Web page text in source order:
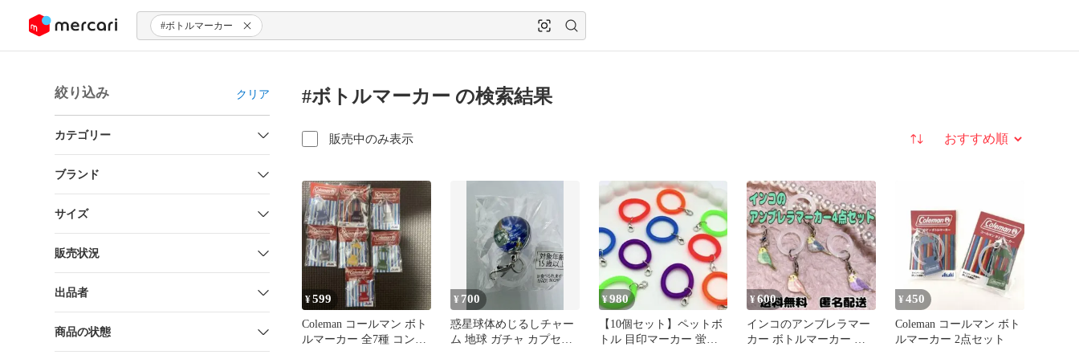
ツにスキップ #ボトルマーカー
絞り込み クリア
カテゴリー
ブランド
サイズ
販売状況
出品者
商品の状態
#ボトルマーカー の検索結果
販売中のみ表示 並び替え
¥599
Coleman コールマン ボト
ルマーカー 全7種 コンプ
¥ 700
惑星球体めじるしチャー
ム 地球 ガチャ カプセル
¥980
【10個セット】ペットボ
トル 目印マーカー 蛍光
¥600
インコのアンブレラマー
カー ボトルマーカー 目
¥450
Coleman コールマン ボト
ルマーカー 2点セット